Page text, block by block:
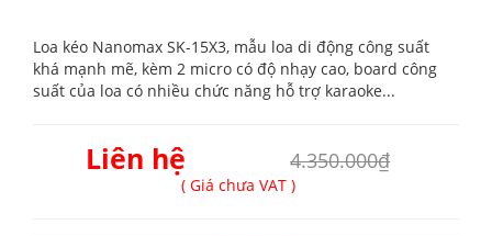
Loa kéo Nanomax SK-15X3, mẫu loa di động công suất
khá mạnh mẽ, kèm 2 micro có độ nhạy cao, board công
suất của loa có nhiều chức năng hỗ trợ karaoke...
Liên hệ 4.350.000₫
( Giá chưa VAT )